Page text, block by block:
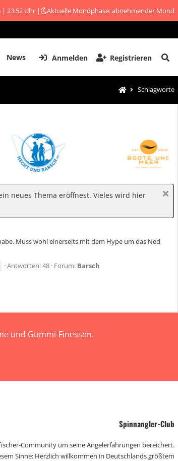
| 23:52 Uhr | Aktuelle Mondphase: abnehmender Mond
News Anmelden Registrieren
Schlagworte
neues Thema eröffnest. Vieles wird hier
Muss wohl einerseits mit dem Hype um das Ned
Antworten: 48 Forum: Barsch
und Gummi-Finessen.
Spinnangler-Club
Community um seine Angelerfahrungen bereichert.
Sinne: Herzlich willkommen in Deutschlands größtem